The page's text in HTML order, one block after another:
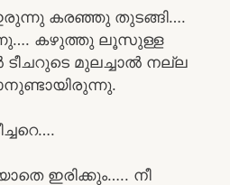
കരഞ്ഞു തുടങ്ങി….
കഴുത്തു ലൂസുള്ള
മുലച്ചാൽ നല്ല
ഇരിക്കും….. നീ